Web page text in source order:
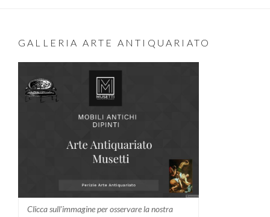
GALLERIA ARTE ANTIQUARIATO
Clicca sull'immagine per osservare la nostra